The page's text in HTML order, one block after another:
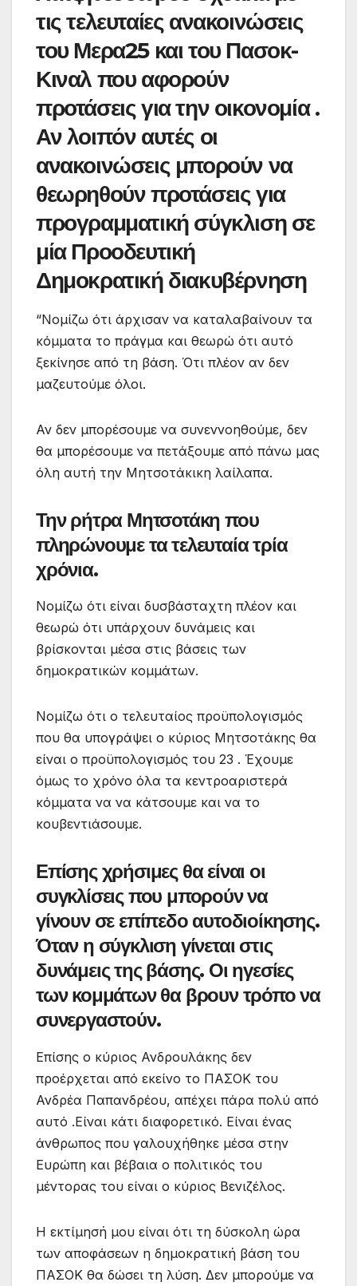
τις τελευταίες ανακοινώσεις
του Μερα25 και του Πασοκ-
Κιναλ που αφορούν
προτάσεις για την οικονομία .
Αν λοιπόν αυτές οι
ανακοινώσεις μπορούν να
θεωρηθούν προτάσεις για
προγραμματική σύγκλιση σε
μία Προοδευτική
Δημοκρατική διακυβέρνηση
“Νομίζω ότι άρχισαν να καταλαβαίνουν τα
κόμματα το πράγμα και θεωρώ ότι αυτό
ξεκίνησε από τη βάση. Ότι πλέον αν δεν
μαζευτούμε όλοι.
Αν δεν μπορέσουμε να συνεννοηθούμε, δεν
θα μπορέσουμε να πετάξουμε από πάνω μας
όλη αυτή την Μητσοτάκικη λαίλαπα.
Την ρήτρα Μητσοτάκη που
πληρώνουμε τα τελευταία τρία
χρόνια.
Νομίζω ότι είναι δυσβάσταχτη πλέον και
θεωρώ ότι υπάρχουν δυνάμεις και
βρίσκονται μέσα στις βάσεις των
δημοκρατικών κομμάτων.
Νομίζω ότι ο τελευταίος προϋπολογισμός
που θα υπογράψει ο κύριος Μητσοτάκης θα
είναι ο προϋπολογισμός του 23 . Έχουμε
όμως το χρόνο όλα τα κεντροαριστερά
κόμματα να να κάτσουμε και να το
κουβεντιάσουμε.
Επίσης χρήσιμες θα είναι οι
συγκλίσεις που μπορούν να
γίνουν σε επίπεδο αυτοδιοίκησης.
Όταν η σύγκλιση γίνεται στις
δυνάμεις της βάσης. Οι ηγεσίες
των κομμάτων θα βρουν τρόπο να
συνεργαστούν.
Επίσης ο κύριος Ανδρουλάκης δεν
προέρχεται από εκείνο το ΠΑΣΟΚ του
Ανδρέα Παπανδρέου, απέχει πάρα πολύ από
αυτό .Είναι κάτι διαφορετικό. Είναι ένας
άνθρωπος που γαλουχήθηκε μέσα στην
Ευρώπη και βέβαια ο πολιτικός του
μέντορας του είναι ο κύριος Βενιζέλος.
Η εκτίμησή μου είναι ότι τη δύσκολη ώρα
των αποφάσεων η δημοκρατική βάση του
ΠΑΣΟΚ θα δώσει τη λύση. Δεν μπορούμε να